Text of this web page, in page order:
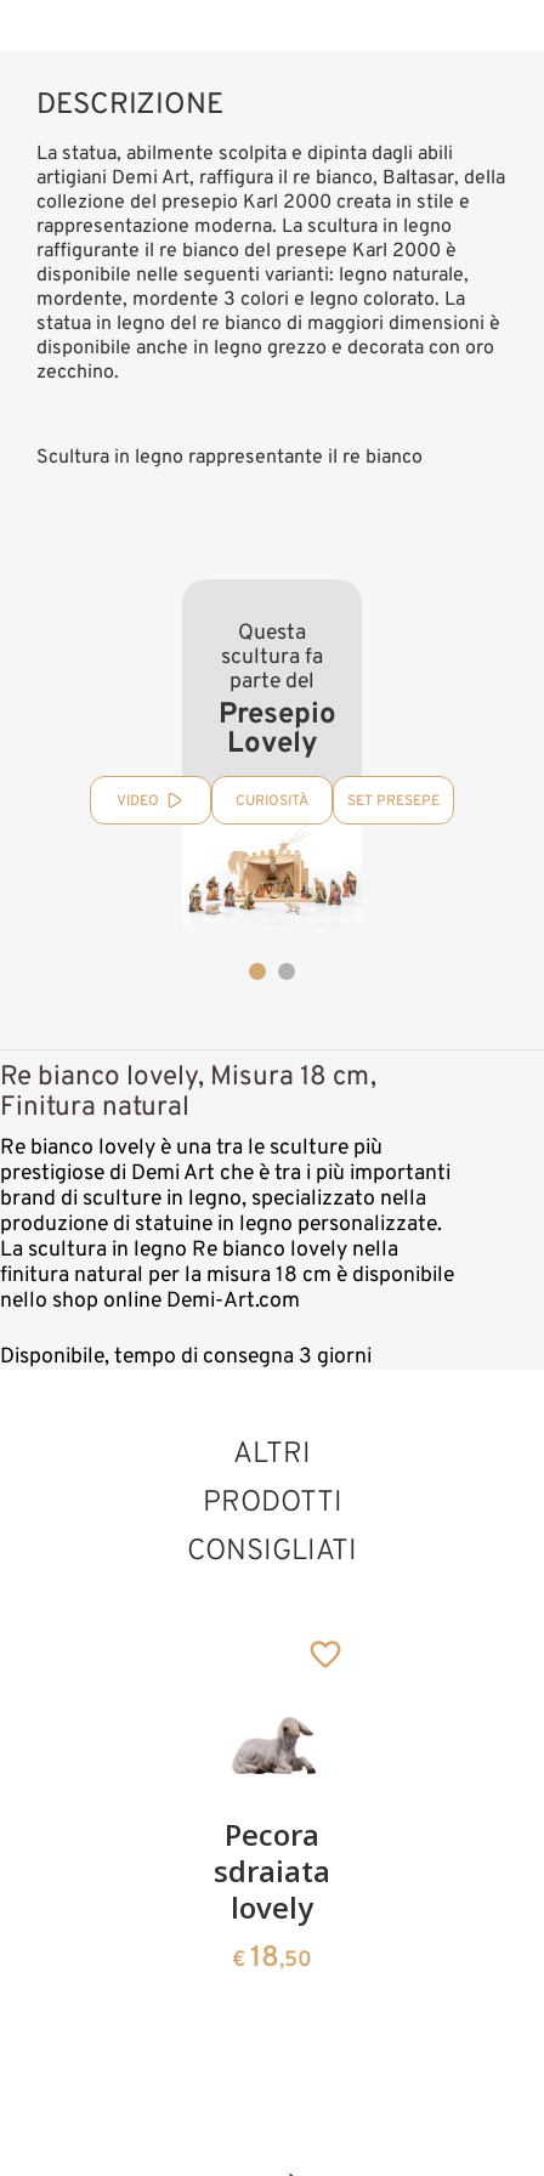
DESCRIZIONE
La statua, abilmente scolpita e dipinta dagli abili
artigiani Demi Art, raffigura il re bianco, Baltasar, della
collezione del presepio Karl 2000 creata in stile e
rappresentazione moderna. La scultura in legno
raffigurante il re bianco del presepe Karl 2000 è
disponibile nelle seguenti varianti: legno naturale,
mordente, mordente 3 colori e legno colorato. La
statua in legno del re bianco di maggiori dimensioni è
disponibile anche in legno grezzo e decorata con oro
zecchino.
Scultura in legno rappresentante il re bianco
Questa
scultura fa
parte del
Presepio
Lovely
VIDEO CURIOSITÀ SET PRESEPE
Re bianco lovely, Misura 18 cm,
Finitura natural
Re bianco lovely è una tra le sculture più
prestigiose di Demi Art che è tra i più importanti
brand di sculture in legno, specializzato nella
produzione di statuine in legno personalizzate.
La scultura in legno Re bianco lovely nella
finitura natural per la misura 18 cm è disponibile
nello shop online Demi-Art.com
Disponibile, tempo di consegna 3 giorni
ALTRI
PRODOTTI
CONSIGLIATI
Pecora
sdraiata
lovely
€ 18,50